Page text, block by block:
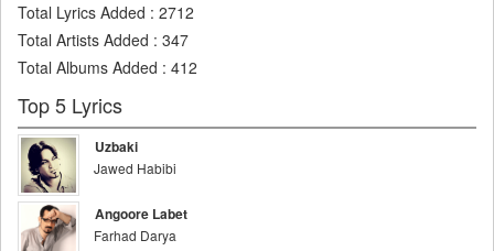
Total Lyrics Added : 2712
Total Artists Added : 347
Total Albums Added : 412
Top 5 Lyrics
Uzbaki
Jawed Habibi
Angoore Labet
Farhad Darya